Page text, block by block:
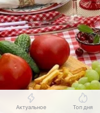
Актуальное Топ дня